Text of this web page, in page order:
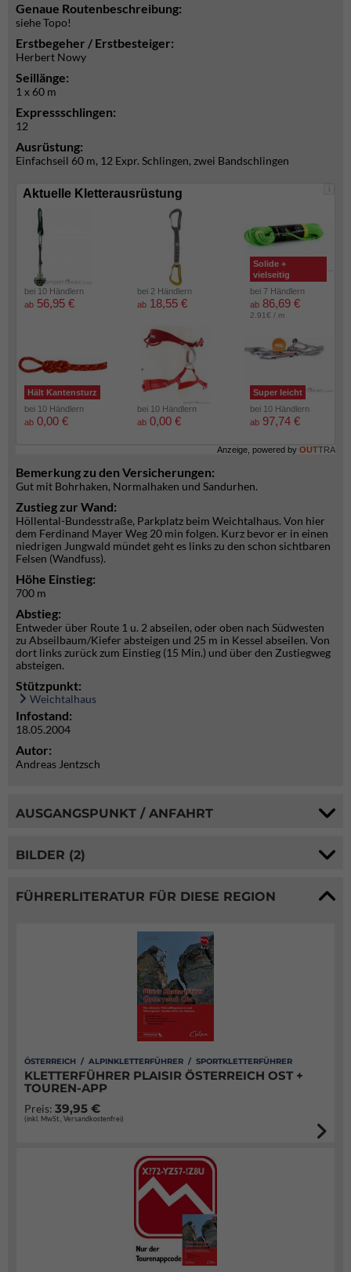
Genaue Routenbeschreibung:
siehe Topo!
Erstbegeher / Erstbesteiger:
Herbert Nowy
Seillänge:
1 x 60 m
Expressschlingen:
12
Ausrüstung:
Einfachseil 60 m, 12 Expr. Schlingen, zwei Bandschlingen
i
Aktuelle Kletterausrüstung
bei 10 Händlern
ab 56,95 €
bei 2 Händlern
ab 18,55 €
Solide +
vielseitig
bei 7 Händlern
ab 86,69 €
2.91€ / m
Hält Kantensturz
bei 10 Händlern
ab 0,00 €
bei 10 Händlern
ab 0,00 €
Super leicht
bei 10 Händlern
ab 97,74 €
Anzeige, powered by OUTTRA
Bemerkung zu den Versicherungen:
Gut mit Bohrhaken, Normalhaken und Sandurhen.
Zustieg zur Wand:
Höllental-Bundesstraße, Parkplatz beim Weichtalhaus. Von hier
dem Ferdinand Mayer Weg 20 min folgen. Kurz bevor er in einen
niedrigen Jungwald mündet geht es links zu den schon sichtbaren
Felsen (Wandfuss).
Höhe Einstieg:
700 m
Abstieg:
Entweder über Route 1 u. 2 abseilen, oder oben nach Südwesten
zu Abseilbaum/Kiefer absteigen und 25 m in Kessel abseilen. Von
dort links zurück zum Einstieg (15 Min.) und über den Zustiegweg
absteigen.
Stützpunkt:
Weichtalhaus
Infostand:
18.05.2004
Autor:
Andreas Jentzsch
AUSGANGSPUNKT / ANFAHRT
BILDER (2)
FÜHRERLITERATUR FÜR DIESE REGION
ÖSTERREICH / ALPINKLETTERFÜHRER / SPORTKLETTERFÜHRER
KLETTERFÜHRER PLAISIR ÖSTERREICH OST +
TOUREN-APP
Preis: 39,95 €
(inkl. MwSt., Versandkostenfrei)